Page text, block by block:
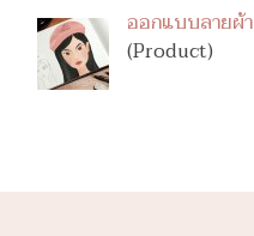
ออกแบบลายผ้า
(Product)